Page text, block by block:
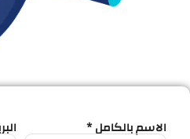
الاسم بالكامل *